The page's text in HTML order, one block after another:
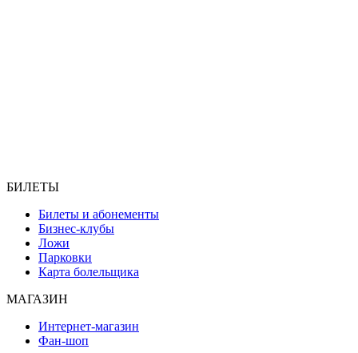
БИЛЕТЫ
Билеты и абонементы
Бизнес-клубы
Ложи
Парковки
Карта болельщика
МАГАЗИН
Интернет-магазин
Фан-шоп